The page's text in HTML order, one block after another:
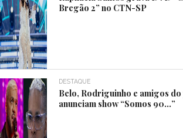
Bregão 2” no CTN-SP
DESTAQUE
Belo, Rodriguinho e amigos
anunciam show “Somos 90…”